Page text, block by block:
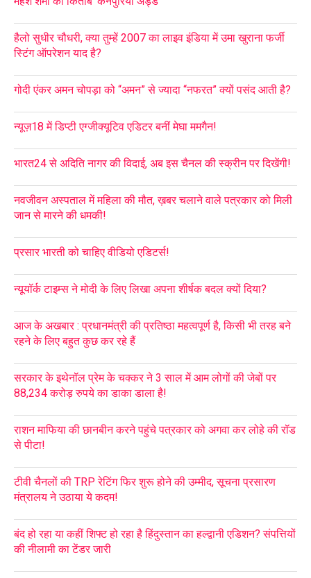
हैलो सुधीर चौधरी, क्या तुम्हें 2007 का लाइव इंडिया में उमा खुराना फर्जी
स्टिंग ऑपरेशन याद है?
गोदी एंकर अमन चोपड़ा को “अमन” से ज्यादा “नफरत” क्यों पसंद आती है?
न्यूज़18 में डिप्टी एग्जीक्यूटिव एडिटर बनीं मेघा ममगैन!
भारत24 से अदिति नागर की विदाई, अब इस चैनल की स्क्रीन पर दिखेंगी!
नवजीवन अस्पताल में महिला की मौत, ख़बर चलाने वाले पत्रकार को मिली
जान से मारने की धमकी!
प्रसार भारती को चाहिए वीडियो एडिटर्स!
न्यूयॉर्क टाइम्स ने मोदी के लिए लिखा अपना शीर्षक बदल क्यों दिया?
आज के अखबार : प्रधानमंत्री की प्रतिष्ठा महत्वपूर्ण है, किसी भी तरह बने
रहने के लिए बहुत कुछ कर रहे हैं
सरकार के इथेनॉल प्रेम के चक्कर ने 3 साल में आम लोगों की जेबों पर
88,234 करोड़ रुपये का डाका डाला है!
राशन माफिया की छानबीन करने पहुंचे पत्रकार को अगवा कर लोहे की रॉड
से पीटा!
टीवी चैनलों की TRP रेटिंग फिर शुरू होने की उम्मीद, सूचना प्रसारण
मंत्रालय ने उठाया ये कदम!
बंद हो रहा या कहीं शिफ्ट हो रहा है हिंदुस्तान का हल्द्वानी एडिशन? संपत्तियों
की नीलामी का टेंडर जारी